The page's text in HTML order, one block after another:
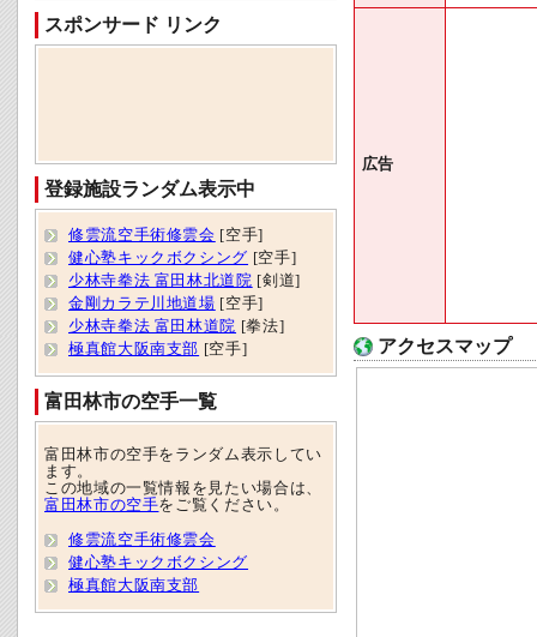
広告
アクセスマップ
スポンサード リンク
登録施設ランダム表示中
修雲流空手術修雲会 [空手]
健心塾キックボクシング [空手]
少林寺拳法 富田林北道院 [剣道]
金剛カラテ川地道場 [空手]
少林寺拳法 富田林道院 [拳法]
極真館大阪南支部 [空手]
富田林市の空手一覧
富田林市の空手をランダム表示してい
ます。
この地域の一覧情報を見たい場合は、
富田林市の空手をご覧ください。
修雲流空手術修雲会
健心塾キックボクシング
極真館大阪南支部